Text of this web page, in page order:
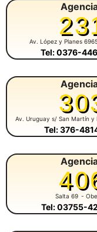
Av. López y Planes
Tel: 0376-
Av. Uruguay s/ San Martín y
Tel: 376-
Salta 69 -
Tel: 03755-